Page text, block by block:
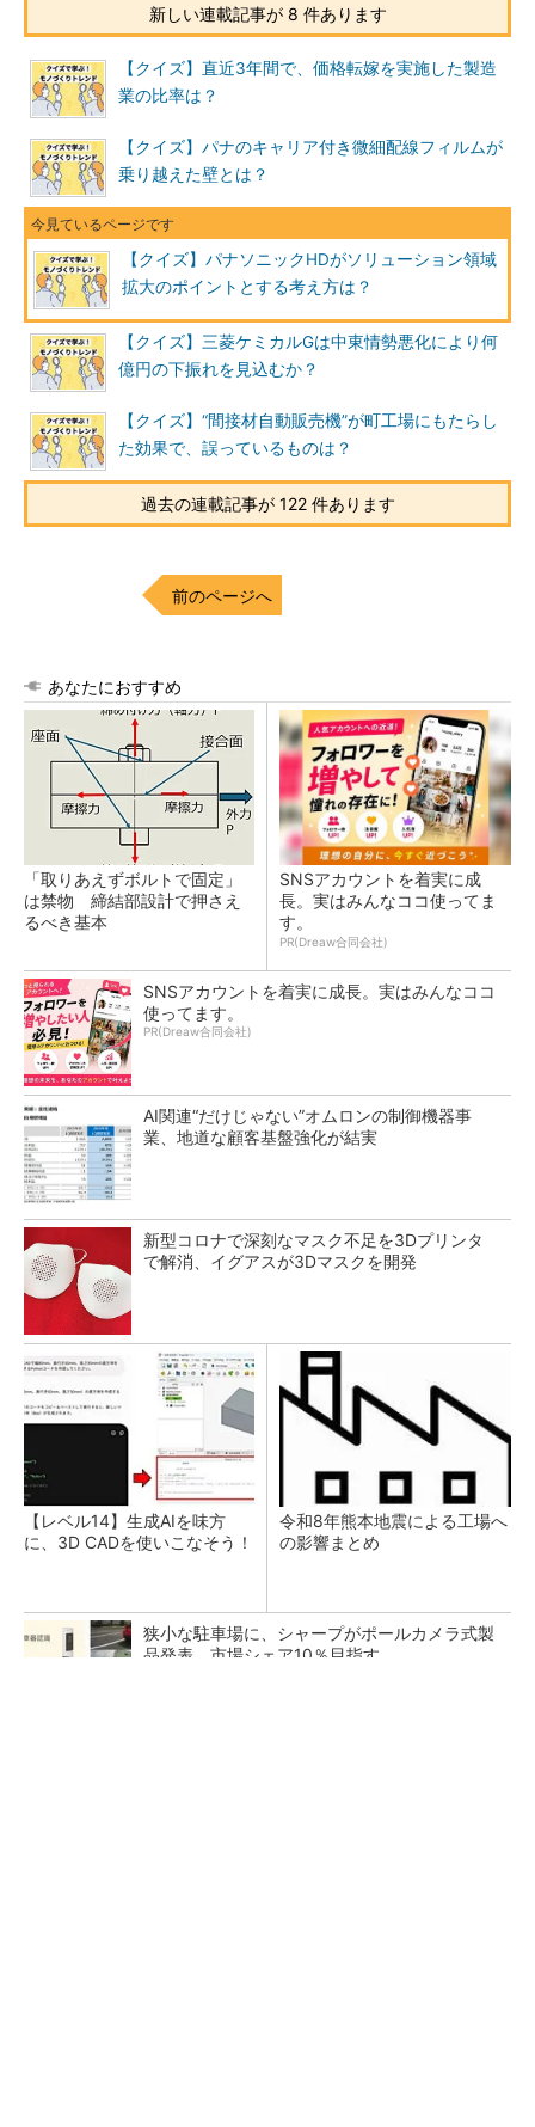
新しい連載記事が 8 件あります
【クイズ】直近3年間で、価格転嫁を実施した製造
業の比率は？
【クイズ】パナのキャリア付き微細配線フィルムが
乗り越えた壁とは？
【クイズ】パナソニックHDがソリューション領域
拡大のポイントとする考え方は？
【クイズ】三菱ケミカルGは中東情勢悪化により何
億円の下振れを見込むか？
【クイズ】“間接材自動販売機”が町工場にもたらし
た効果で、誤っているものは？
過去の連載記事が 122 件あります
前のページへ
あなたにおすすめ
「取りあえずボルトで固定」
は禁物 締結部設計で押さえ
るべき基本
SNSアカウントを着実に成
長。実はみんなココ使ってま
す。
PR(Dreaw合同会社)
SNSアカウントを着実に成長。実はみんなココ
使ってます。
PR(Dreaw合同会社)
AI関連“だけじゃない”オムロンの制御機器事
業、地道な顧客基盤強化が結実
新型コロナで深刻なマスク不足を3Dプリンタ
で解消、イグアスが3Dマスクを開発
【レベル14】生成AIを味方
に、3D CADを使いこなそう！
令和8年熊本地震による工場へ
の影響まとめ
狭小な駐車場に、シャープがポールカメラ式製
品発表 市場シェア10％目指す